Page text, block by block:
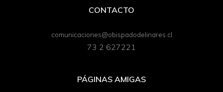
CONTACTO
comunicaciones@obispadodelinares.cl
73 2 627221
PÁGINAS AMIGAS